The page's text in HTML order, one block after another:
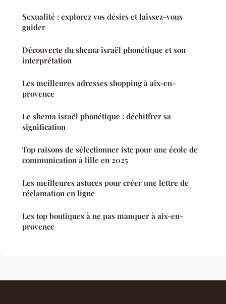
Sexualité : explorez vos désirs et laissez-vous
guider
Découverte du shema israël phonétique et son
interprétation
Les meilleures adresses shopping à aix-en-
provence
Le shema israël phonétique : déchiffrer sa
signification
Top raisons de sélectionner istc pour une école de
communication à lille en 2025
Les meilleures astuces pour créer une lettre de
réclamation en ligne
Les top boutiques à ne pas manquer à aix-en-
provence